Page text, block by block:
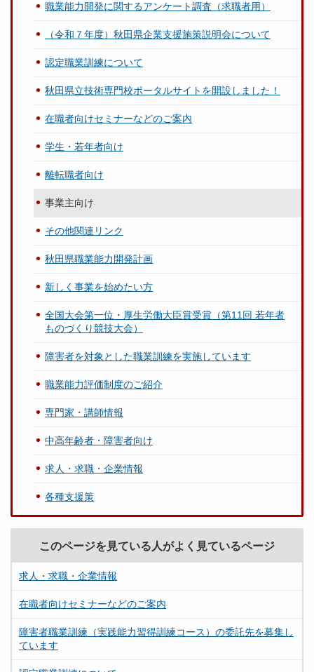
職業能力開発に関するアンケート調査（求職者用）
（令和７年度）秋田県企業支援施策説明会について
認定職業訓練について
秋田県立技術専門校ポータルサイトを開設しました！
在職者向けセミナーなどのご案内
学生・若年者向け
離転職者向け
事業主向け
その他関連リンク
秋田県職業能力開発計画
新しく事業を始めたい方
全国大会第一位・厚生労働大臣賞受賞（第11回 若年者
ものづくり競技大会）
障害者を対象とした職業訓練を実施しています
職業能力評価制度のご紹介
専門家・講師情報
中高年齢者・障害者向け
求人・求職・企業情報
各種支援策
このページを見ている人がよく見ているページ
求人・求職・企業情報
在職者向けセミナーなどのご案内
障害者職業訓練（実践能力習得訓練コース）の委託先を募集し
ています